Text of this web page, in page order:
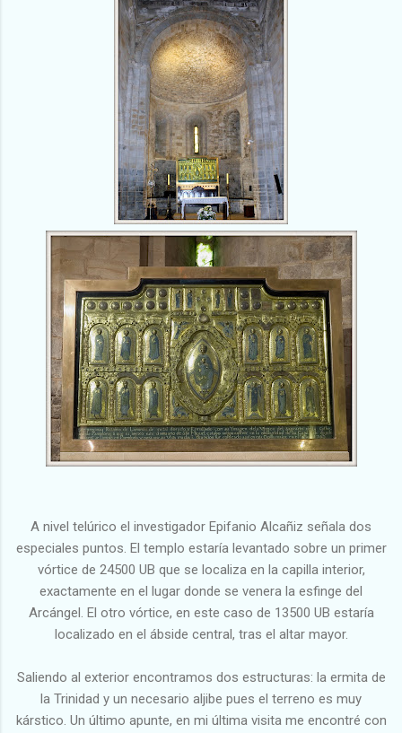
A nivel telúrico el investigador Epifanio Alcañiz señala dos
especiales puntos. El templo estaría levantado sobre un primer
vórtice de 24500 UB que se localiza en la capilla interior,
exactamente en el lugar donde se venera la esfinge del
Arcángel. El otro vórtice, en este caso de 13500 UB estaría
localizado en el ábside central, tras el altar mayor.
Saliendo al exterior encontramos dos estructuras: la ermita de
la Trinidad y un necesario aljibe pues el terreno es muy
kárstico. Un último apunte, en mi última visita me encontré con